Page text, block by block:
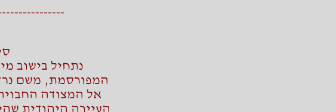
נתחיל בישוב
המפורסמת, משם
אל המצודה
העיירה היהודית